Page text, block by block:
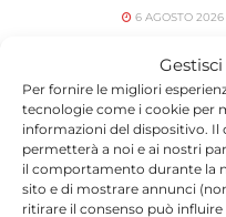
Per fornire le migliori
tecnologie come i cookie per
informazioni del dispositivo. Il
permetterà a noi e ai nostri
il comportamento durante la
sito e di mostrare annunci
ritirare il consenso può
6 AGOSTO 2026
Ragusa,
luglio:
espulsi
6 AGOSTO 2026
Capretta